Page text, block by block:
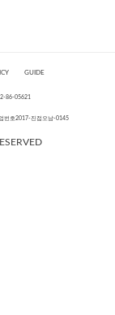
GUIDE
86-05621
번호2017-진접오남-0145